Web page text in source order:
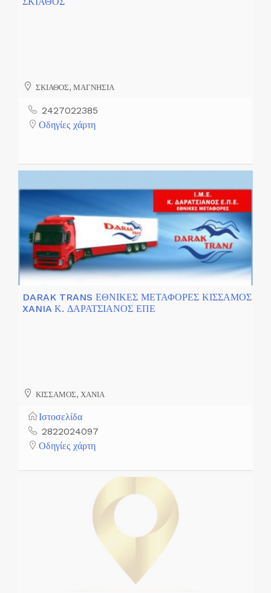
ΣΚΙΑΘΟΣ, ΜΑΓΝΗΣΙΑ
2427022385
Οδηγίες χάρτη
DARAK TRANS ΕΘΝΙΚΕΣ ΜΕΤΑΦΟΡΕΣ ΚΙΣΣΑΜΟΣ
XANIA Κ. ΔΑΡΑΤΣΙΑΝΟΣ ΕΠΕ
ΚΙΣΣΑΜΟΣ, ΧΑΝΙΑ
Ιστοσελίδα
2822024097
Οδηγίες χάρτη